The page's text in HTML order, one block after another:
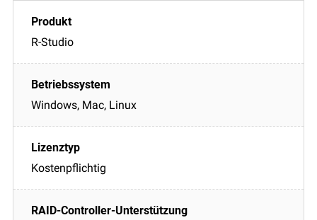
R-Studio
Windows, Mac, Linux
Kostenpflichtig